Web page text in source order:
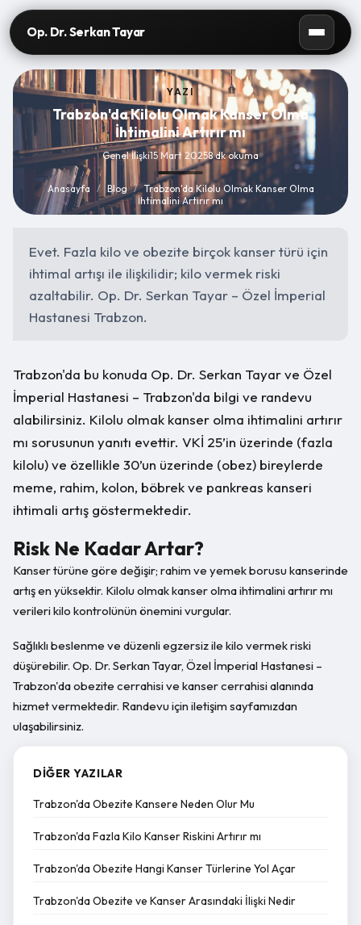
Op. Dr. Serkan Tayar
YAZI
Trabzon'da Kilolu Olmak Kanser Olma
İhtimalini Artırır mı
Genel İlişki15 Mart 20258 dk okuma
Anasayfa / Blog / Trabzon'da Kilolu Olmak Kanser Olma
İhtimalini Artırır mı
DIĞER YAZILAR
Trabzon'da Obezite Kansere Neden Olur Mu
Trabzon'da Fazla Kilo Kanser Riskini Artırır mı
Trabzon'da Obezite Hangi Kanser Türlerine Yol Açar
Trabzon'da Obezite ve Kanser Arasındaki İlişki Nedir
Evet. Fazla kilo ve obezite birçok kanser türü için
ihtimal artışı ile ilişkilidir; kilo vermek riski
azaltabilir. Op. Dr. Serkan Tayar – Özel İmperial
Hastanesi Trabzon.
Trabzon'da bu konuda Op. Dr. Serkan Tayar ve Özel
İmperial Hastanesi – Trabzon'da bilgi ve randevu
alabilirsiniz. Kilolu olmak kanser olma ihtimalini artırır
mı sorusunun yanıtı evettir. VKİ 25’in üzerinde (fazla
kilolu) ve özellikle 30’un üzerinde (obez) bireylerde
meme, rahim, kolon, böbrek ve pankreas kanseri
ihtimali artış göstermektedir.
Risk Ne Kadar Artar?
Kanser türüne göre değişir; rahim ve yemek borusu kanserinde
artış en yüksektir. Kilolu olmak kanser olma ihtimalini artırır mı
verileri kilo kontrolünün önemini vurgular.
Sağlıklı beslenme ve düzenli egzersiz ile kilo vermek riski
düşürebilir. Op. Dr. Serkan Tayar, Özel İmperial Hastanesi –
Trabzon'da obezite cerrahisi ve kanser cerrahisi alanında
hizmet vermektedir. Randevu için iletişim sayfamızdan
ulaşabilirsiniz.